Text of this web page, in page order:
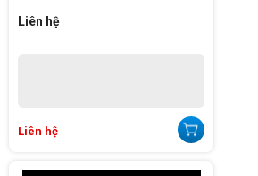
Liên hệ
Liên hệ